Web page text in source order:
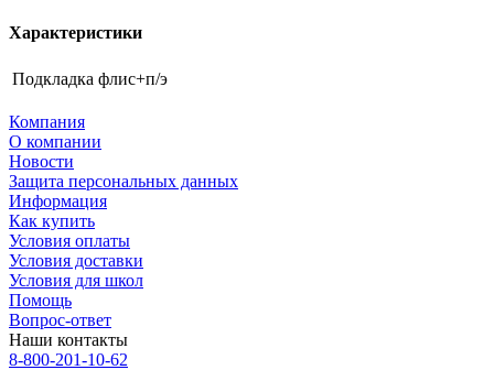
Характеристики
Подкладка флис+п/э
Компания
О компании
Новости
Защита персональных данных
Информация
Как купить
Условия оплаты
Условия доставки
Условия для школ
Помощь
Вопрос-ответ
Наши контакты
8-800-201-10-62